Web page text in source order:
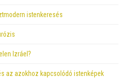
istenkeresés
Izráel?
az azokhoz kapcsolódó istenképek